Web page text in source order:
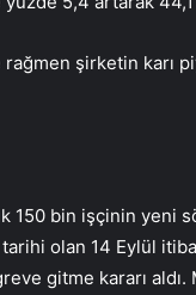
şirketin karı
150 bin işçinin yeni
olan 14 Eylül
gitme kararı